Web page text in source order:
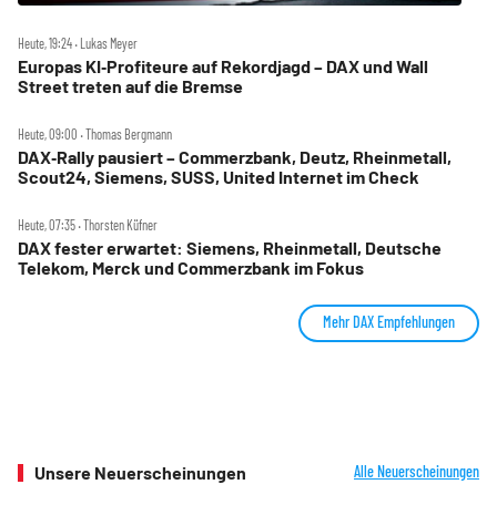
Heute, 19:24 ‧ Lukas Meyer
Europas KI‑Profiteure auf Rekordjagd – DAX und Wall
Street treten auf die Bremse
Heute, 09:00 ‧ Thomas Bergmann
DAX‑Rally pausiert – Commerzbank, Deutz, Rheinmetall,
Scout24, Siemens, SUSS, United Internet im Check
Heute, 07:35 ‧ Thorsten Küfner
DAX fester erwartet: Siemens, Rheinmetall, Deutsche
Telekom, Merck und Commerzbank im Fokus
Mehr DAX Empfehlungen
Unsere Neuerscheinungen Alle Neuerscheinungen